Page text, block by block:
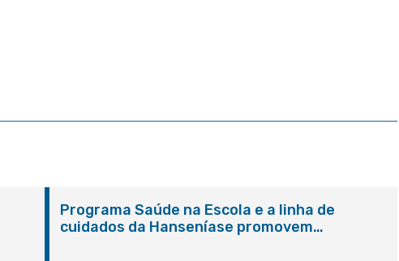
Programa Saúde na Escola e a linha de
cuidados da Hanseníase promovem